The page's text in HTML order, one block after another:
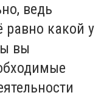
ведь
равно какой у
вы